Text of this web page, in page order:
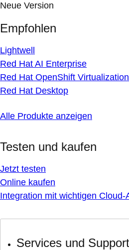
Neue Version
Empfohlen
Lightwell
Red Hat AI Enterprise
Red Hat OpenShift
Red Hat Desktop
Alle Produkte anzeigen
Testen und kaufen
Jetzt testen
Online kaufen
Integration mit wichtigen Cloud-
Services und Support